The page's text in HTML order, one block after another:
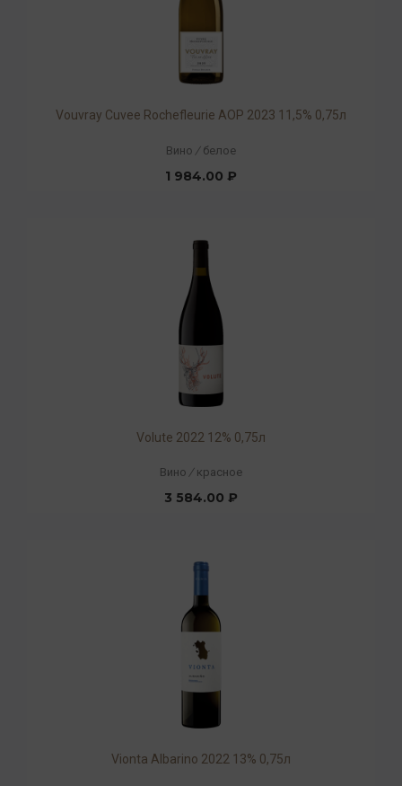
Vouvray Cuvee Rochefleurie AOP 2023 11,5% 0,75л
Вино / белое
1 984.00 ₽
Volute 2022 12% 0,75л
Вино / красное
3 584.00 ₽
Vionta Albarino 2022 13% 0,75л